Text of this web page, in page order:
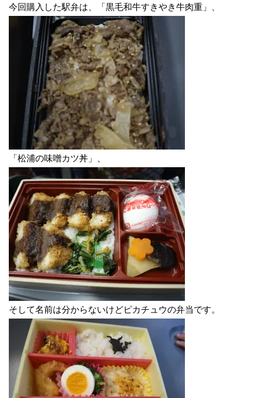
今回購入した駅弁は、「黒毛和牛すきやき牛肉重」、
「松浦の味噌カツ丼」、
そして名前は分からないけどピカチュウの弁当です。